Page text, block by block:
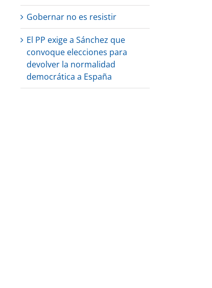
Gobernar no es resistir
El PP exige a Sánchez que
convoque elecciones para
devolver la normalidad
democrática a España